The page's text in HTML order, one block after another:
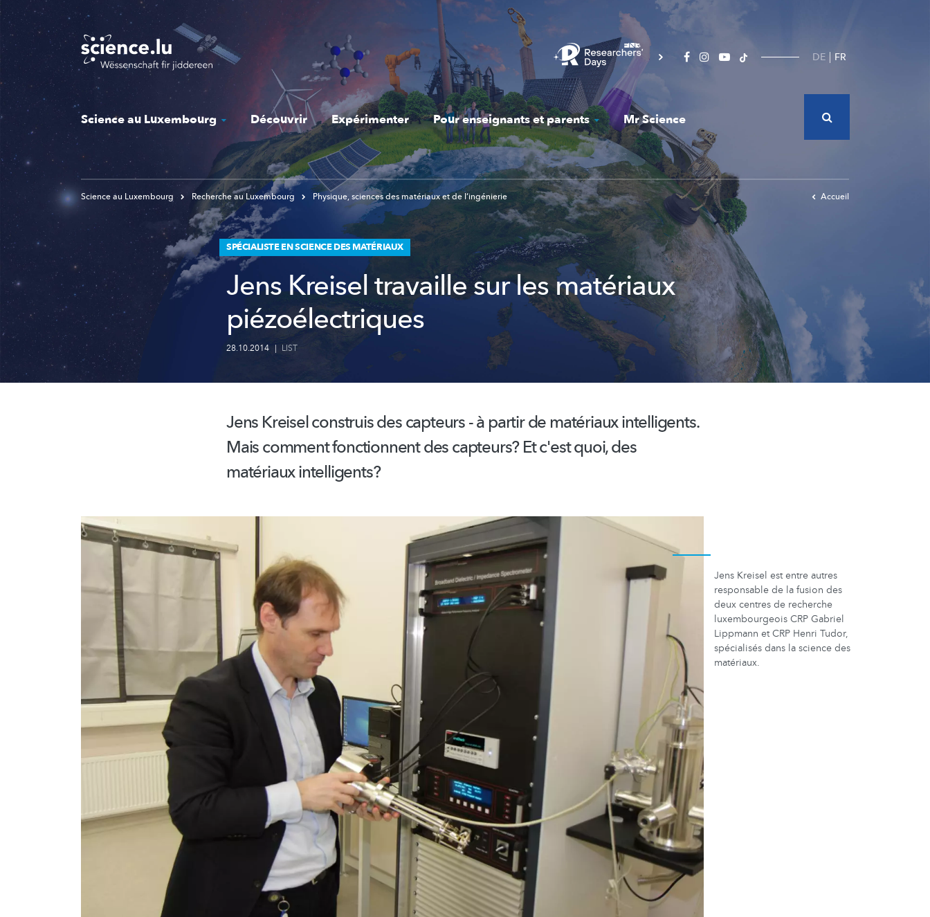
Skip
to
main
content
DE FR
Science au Luxembourg Découvrir Expérimenter Pour enseignants et parents Mr Science
Science au Luxembourg Recherche au Luxembourg Physique, sciences des matériaux et de l‘ingénierie Accueil
SPÉCIALISTE EN SCIENCE DES MATÉRIAUX
Jens Kreisel travaille sur les matériaux
piézoélectriques
28.10.2014 | LIST
Jens Kreisel construis des capteurs - à partir de matériaux intelligents.
Mais comment fonctionnent des capteurs? Et c'est quoi, des
matériauxintelligents?
Jens Kreisel est entre autres
responsable de la fusion des
deux centres de recherche
luxembourgeois CRP Gabriel
Lippmann et CRP Henri Tudor,
spécialisés dans la science des
matériaux.